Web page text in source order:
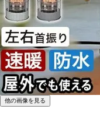
他の画像を見る